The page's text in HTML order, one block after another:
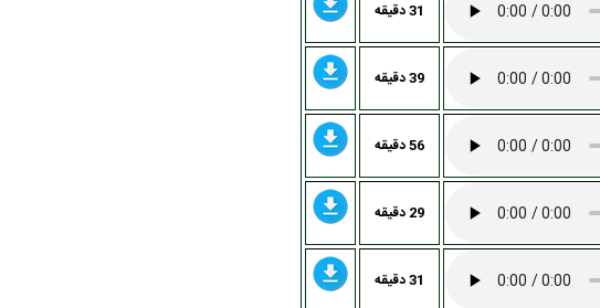
31 دقيقه
39 دقيقه
56 دقيقه
29 دقيقه
31 دقيقه